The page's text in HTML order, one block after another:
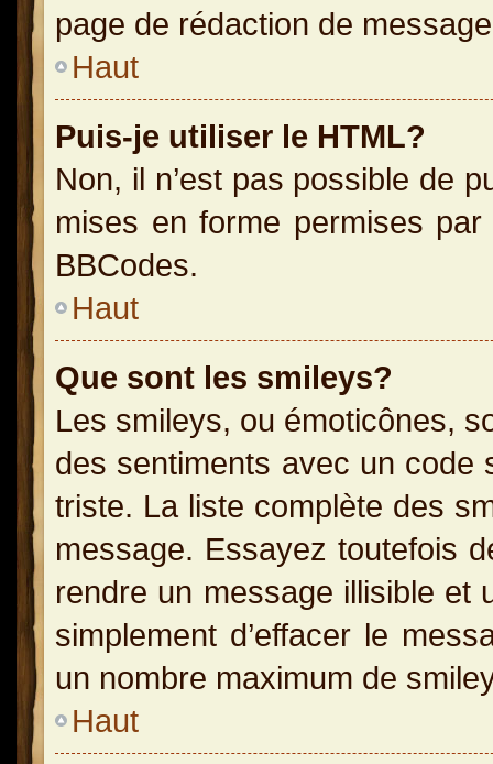
page de rédaction de
Haut
Puis-je utiliser le HTML?
Non, il n’est pas possible de
mises en forme permises
BBCodes.
Haut
Que sont les smileys?
Les smileys, ou émoticônes,
des sentiments avec un code
triste. La liste complète des
message. Essayez toutefois
rendre un message illisible et
simplement d’effacer le
un nombre maximum de
Haut